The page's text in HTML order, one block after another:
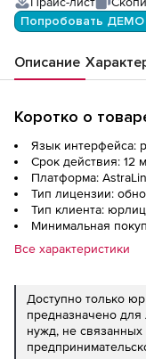
Попробовать
Описание
Коротко о
Язык интерфейса:
Срок действия: 12
Платформа:
Тип лицензии:
Тип клиента:
Минимальная
Все характеристики
Доступно только
предназначено
нужд, не